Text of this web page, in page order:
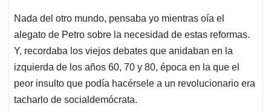
Nada del otro mundo, pensaba yo mientras oía el
alegato de Petro sobre la necesidad de estas reformas.
Y, recordaba los viejos debates que anidaban en la
izquierda de los años 60, 70 y 80, época en la que el
peor insulto que podía hacérsele a un revolucionario era
tacharlo de socialdemócrata.